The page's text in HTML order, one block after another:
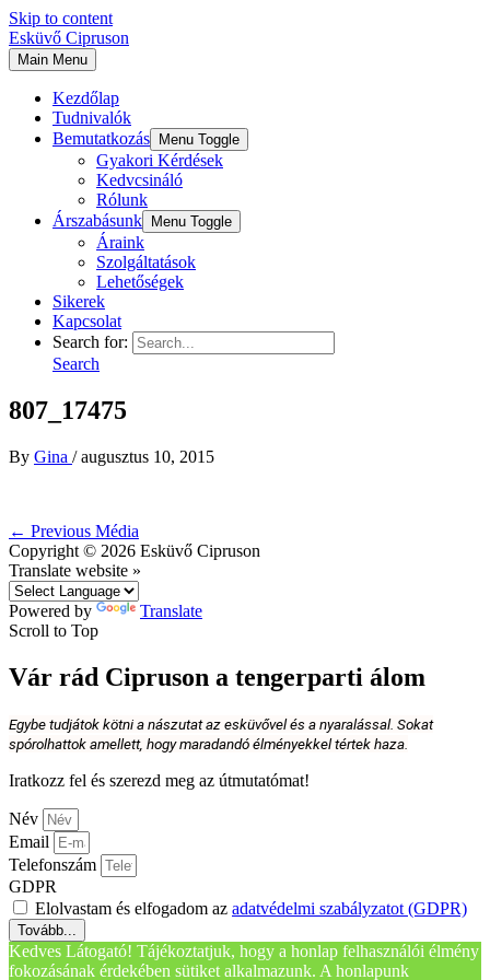
Skip to content
Esküvő Cipruson
Main Menu
Kezdőlap
Tudnivalók
Bemutatkozás
Menu Toggle
Gyakori Kérdések
Kedvcsináló
Rólunk
Árszabásunk
Menu Toggle
Áraink
Szolgáltatások
Lehetőségek
Sikerek
Kapcsolat
Search for:
Search
807_17475
By Gina /augusztus 10, 2015
← Previous Média
Copyright © 2026 Esküvő Cipruson
Translate website »
Powered by
Translate
Scroll to Top
Vár rád Cipruson a tengerparti álom
Egybe tudjátok kötni a nászutat az esküvővel és a nyaralással. Sokat
spórolhattok amellett, hogy maradandó élményekkel tértek haza.
Iratkozz fel és szerezd meg az útmutatómat!
Név
Email
Telefonszám
GDPR
Elolvastam és elfogadom az adatvédelmi szabályzatot (GDPR)
Tovább...
Kedves Látogató! Tájékoztatjuk, hogy a honlap felhasználói élmény
fokozásának érdekében sütiket alkalmazunk. A honlapunk